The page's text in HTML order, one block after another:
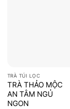
TRÀ TÚI LỌC
TRÀ THẢO MỘC
AN TÂM NGỦ
NGON